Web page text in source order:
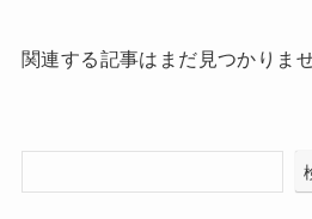
関連する記事はまだ見つかりま